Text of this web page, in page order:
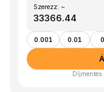
Szerezz: ~
0.001 0.01
Díjmentes